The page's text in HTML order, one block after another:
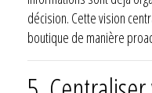
décision. Cette vision
boutique de manière